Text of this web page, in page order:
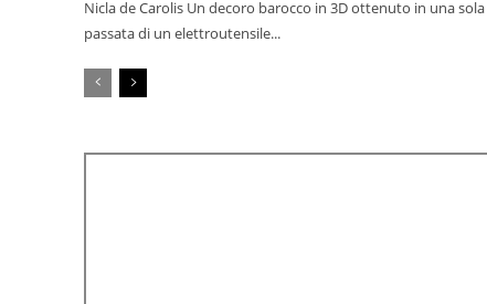
Nicla de Carolis Un decoro barocco in 3D ottenuto in una sola
passata di un elettroutensile...